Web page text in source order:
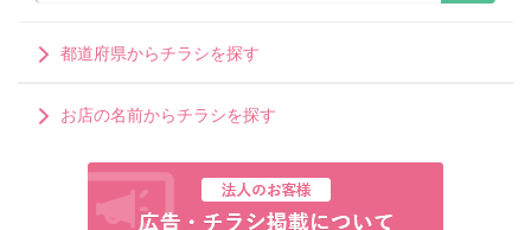
都道府県からチラシを探す
お店の名前からチラシを探す